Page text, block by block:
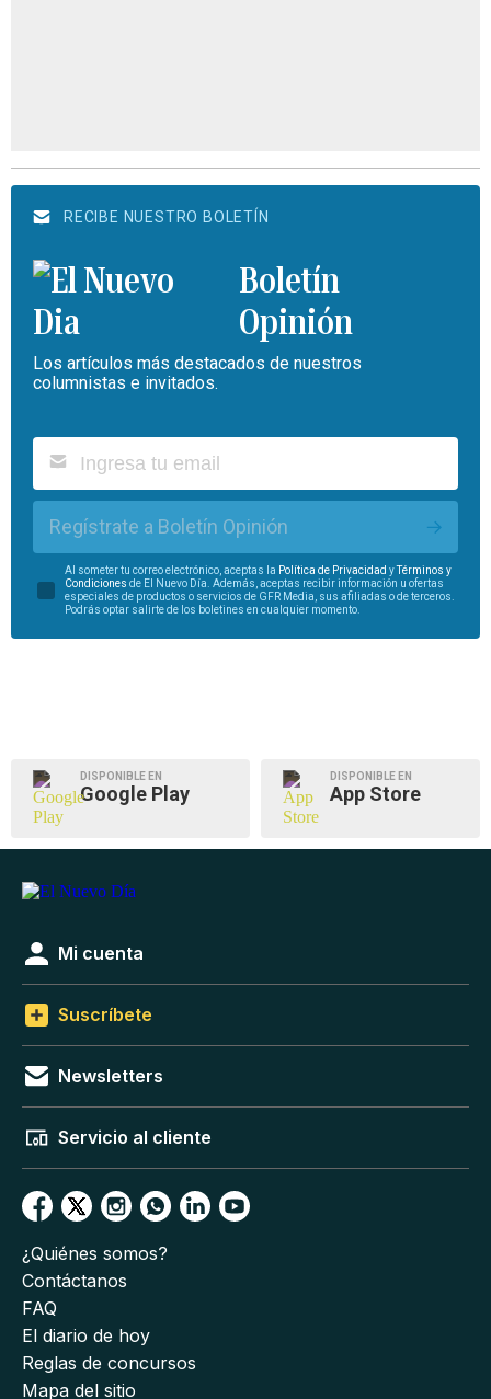
RECIBE NUESTRO BOLETÍN
Boletín
Opinión
Los artículos más destacados de nuestros
columnistas e invitados.
Regístrate a Boletín Opinión
Al someter tu correo electrónico, aceptas la Política de Privacidad yTérminos y
Condiciones de El Nuevo Día. Además, aceptas recibir información u ofertas
especiales de productos o servicios de GFR Media, sus afiliadas o de terceros.
Podrás optar salirte de los boletines en cualquier momento.
DISPONIBLE EN
Google Play
DISPONIBLE EN
App Store
Mi cuenta
Suscríbete
Newsletters
Servicio al cliente
¿Quiénes somos?
Contáctanos
FAQ
El diario de hoy
Reglas de concursos
Mapa del sitio